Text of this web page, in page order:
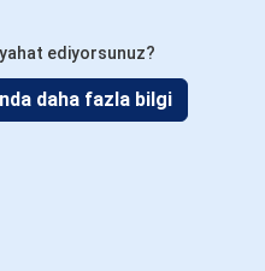
ediyorsunuz?
daha fazla bilgi